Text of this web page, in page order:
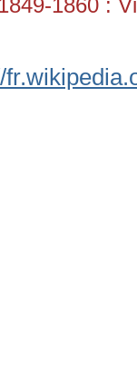
1860 :